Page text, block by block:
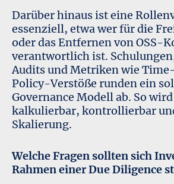
Darüber hinaus ist eine
essenziell, etwa wer für die
oder das Entfernen von OSS-
verantwortlich ist.
Audits und Metriken wie
Policy-Verstöße runden ein
Governance Modell ab. So wird
kalkulierbar, kontrollierbar
Skalierung.
Welche Fragen sollten sich
Rahmen einer Due Diligence